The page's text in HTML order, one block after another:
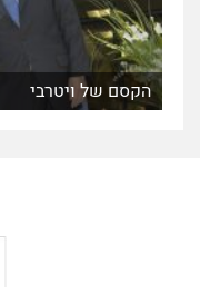
הקסם של ויטרבי